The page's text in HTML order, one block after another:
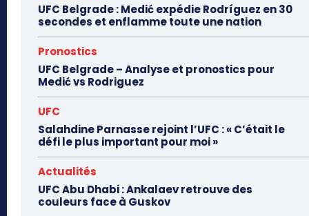
UFC Belgrade : Medić expédie Rodríguez en 30
secondes et enflamme toute une nation
Pronostics
UFC Belgrade – Analyse et pronostics pour
Medić vs Rodriguez
UFC
Salahdine Parnasse rejoint l’UFC : « C’était le
défi le plus important pour moi »
Actualités
UFC Abu Dhabi : Ankalaev retrouve des
couleurs face à Guskov